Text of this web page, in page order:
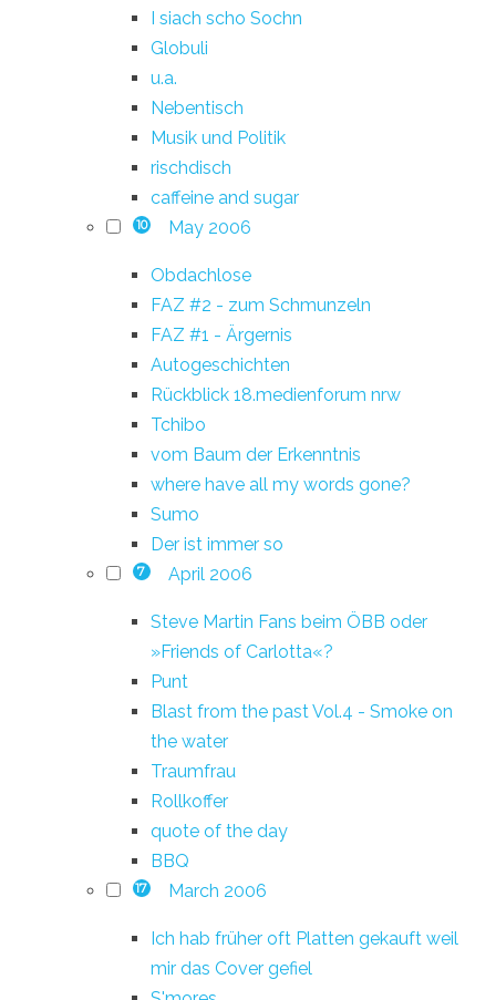
I siach scho Sochn
Globuli
u.a.
Nebentisch
Musik und Politik
rischdisch
caffeine and sugar
10 May 2006
Obdachlose
FAZ #2 - zum Schmunzeln
FAZ #1 - Ärgernis
Autogeschichten
Rückblick 18.medienforum nrw
Tchibo
vom Baum der Erkenntnis
where have all my words gone?
Sumo
Der ist immer so
7 April 2006
Steve Martin Fans beim ÖBB oder
»Friends of Carlotta«?
Punt
Blast from the past Vol.4 - Smoke on
the water
Traumfrau
Rollkoffer
quote of the day
BBQ
17 March 2006
Ich hab früher oft Platten gekauft weil
mir das Cover gefiel